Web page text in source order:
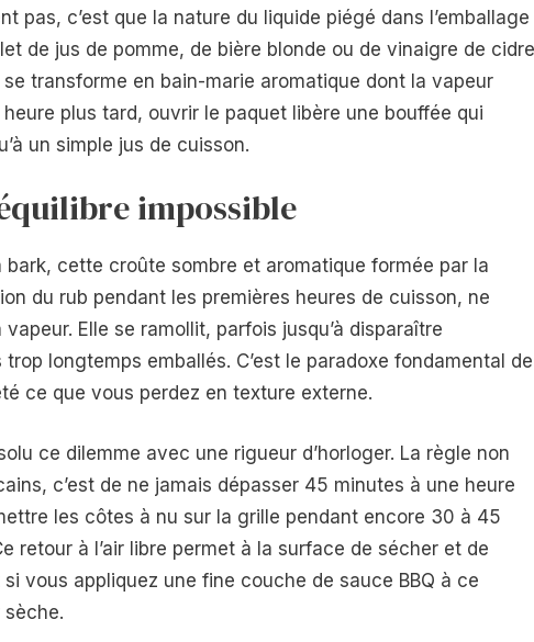
pas, c’est que la nature du liquide piégé dans l’emballage
de jus de pomme, de bière blonde ou de vinaigre de cidre
transforme en bain-marie aromatique dont la vapeur
plus tard, ouvrir le paquet libère une bouffée qui
un simple jus de cuisson.
impossible
bark, cette croûte sombre et aromatique formée par la
du rub pendant les premières heures de cuisson, ne
Elle se ramollit, parfois jusqu’à disparaître
longtemps emballés. C’est le paradoxe fondamental de
ce que vous perdez en texture externe.
ce dilemme avec une rigueur d’horloger. La règle non
c’est de ne jamais dépasser 45 minutes à une heure
les côtes à nu sur la grille pendant encore 30 à 45
retour à l’air libre permet à la surface de sécher et de
vous appliquez une fine couche de sauce BBQ à ce